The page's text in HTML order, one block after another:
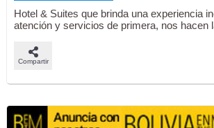
Hotel & Suites que brinda una experiencia
atención y servicios de primera, nos hacen
Compartir